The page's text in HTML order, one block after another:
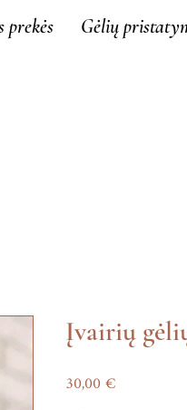
prekės Gėlių
Įvairių
30,00 €